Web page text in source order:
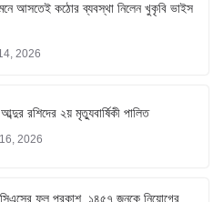
আসতেই কঠোর ব্যবস্থা নিলেন খুকৃবি ভাইস
2026
রশিদের ২য় মৃত্যুবার্ষিকী পালিত
2026
ফল প্রকাশ, ১৪৫৭ জনকে নিয়োগের